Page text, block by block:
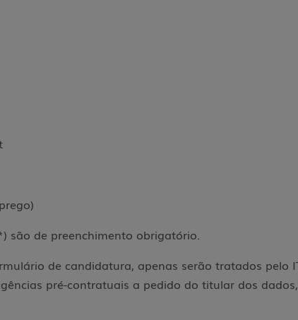
são de preenchimento obrigatório.
de candidatura, apenas serão tratados pelo
pré-contratuais a pedido do titular dos